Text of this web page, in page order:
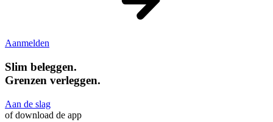
Aanmelden
Slim beleggen.
Grenzen verleggen.
Aan de slag
of download de app